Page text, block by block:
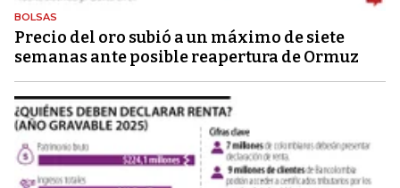
BOLSAS
Precio del oro subió a un máximo de siete
semanas ante posible reapertura de Ormuz